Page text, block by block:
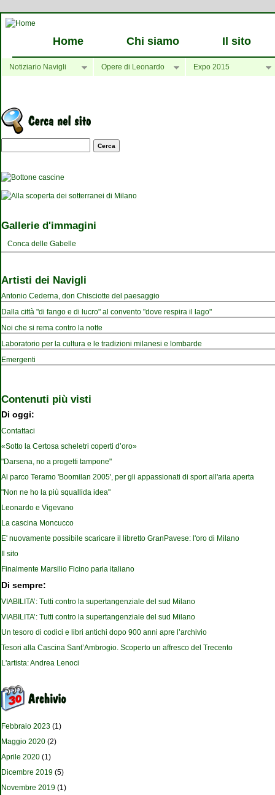
Home Chi siamo Il sito
Notiziario Navigli Opere di Leonardo Expo 2015
Maschera di ricerca
Gallerie d'immagini
Conca delle Gabelle
Artisti dei Navigli
Antonio Cederna, don Chisciotte del paesaggio
Dalla città "di fango e di lucro" al convento "dove respira il lago"
Noi che si rema contro la notte
Laboratorio per la cultura e le tradizioni milanesi e lombarde
Emergenti
Contenuti più visti
Di oggi:
Contattaci
«Sotto la Certosa scheletri coperti d’oro»
"Darsena, no a progetti tampone"
Al parco Teramo 'Boomilan 2005', per gli appassionati di sport all'aria aperta
"Non ne ho la più squallida idea"
Leonardo e Vigevano
La cascina Moncucco
E' nuovamente possibile scaricare il libretto GranPavese: l'oro di Milano
Il sito
Finalmente Marsilio Ficino parla italiano
Di sempre:
VIABILITA’: Tutti contro la supertangenziale del sud Milano
VIABILITA’: Tutti contro la supertangenziale del sud Milano
Un tesoro di codici e libri antichi dopo 900 anni apre l’archivio
Tesori alla Cascina Sant’Ambrogio. Scoperto un affresco del Trecento
L'artista: Andrea Lenoci
Febbraio 2023 (1)
Maggio 2020 (2)
Aprile 2020 (1)
Dicembre 2019 (5)
Novembre 2019 (1)